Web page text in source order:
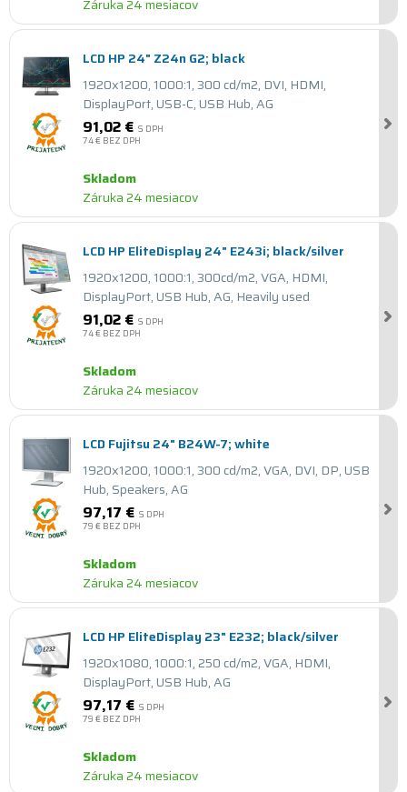
Záruka 24 mesiacov
LCD HP 24" Z24n G2; black
1920x1200, 1000:1, 300 cd/m2, DVI, HDMI,
DisplayPort, USB-C, USB Hub, AG
91,02 € S DPH
74 € BEZ DPH
Skladom
Záruka 24 mesiacov
LCD HP EliteDisplay 24" E243i; black/silver
1920x1200, 1000:1, 300cd/m2, VGA, HDMI,
DisplayPort, USB Hub, AG, Heavily used
91,02 € S DPH
74 € BEZ DPH
Skladom
Záruka 24 mesiacov
LCD Fujitsu 24" B24W-7; white
1920x1200, 1000:1, 300 cd/m2, VGA, DVI, DP, USB
Hub, Speakers, AG
97,17 € S DPH
79 € BEZ DPH
Skladom
Záruka 24 mesiacov
LCD HP EliteDisplay 23" E232; black/silver
1920x1080, 1000:1, 250 cd/m2, VGA, HDMI,
DisplayPort, USB Hub, AG
97,17 € S DPH
79 € BEZ DPH
Skladom
Záruka 24 mesiacov